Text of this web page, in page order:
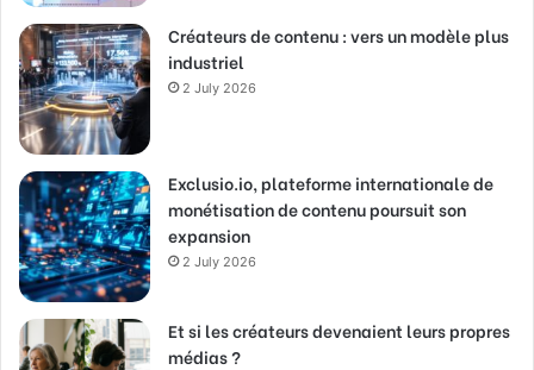
Créateurs de contenu : vers un modèle plus
industriel
2 July 2026
Exclusio.io, plateforme internationale de
monétisation de contenu poursuit son
expansion
2 July 2026
Et si les créateurs devenaient leurs propres
médias ?